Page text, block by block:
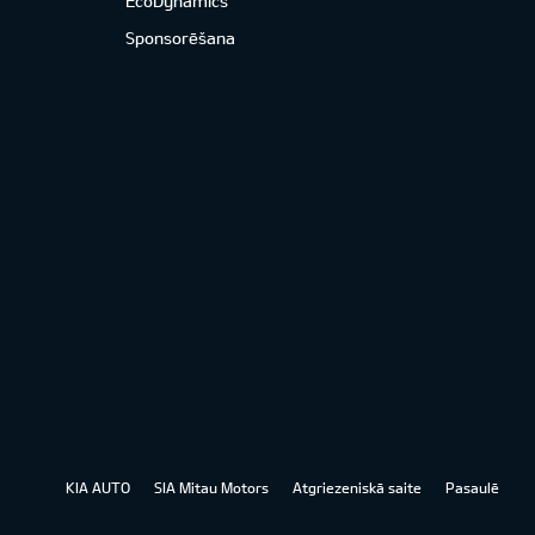
Sponsorēšana
KIA AUTO SIA Mitau Motors Atgriezeniskā saite Pasaulē